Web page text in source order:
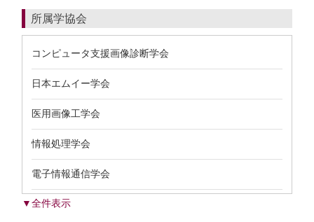
所属学協会
コンピュータ支援画像診断学会
日本エムイー学会
医用画像工学会
情報処理学会
電子情報通信学会
▼全件表示